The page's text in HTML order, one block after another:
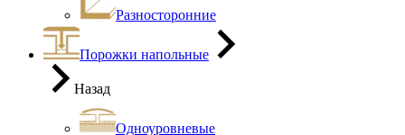
Разносторонние
Порожки напольные
Назад
Одноуровневые